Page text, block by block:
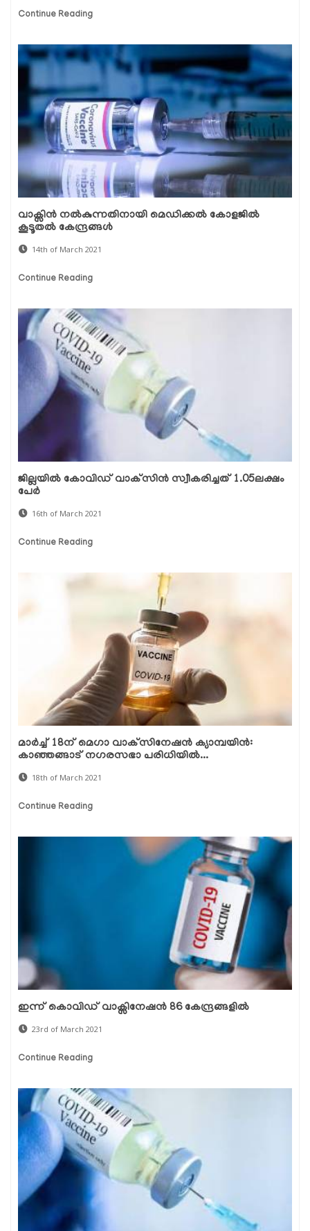
Continue Reading
വാക്സിൻ നൽകുന്നതിനായി മെഡിക്കൽ കോളജിൽ
കൂടൂതൽ കേന്ദ്രങ്ങൾ
14th of March 2021
Continue Reading
ജില്ലയില്‍ കോവിഡ് വാക്‌സിന്‍ സ്വീകരിച്ചത് 1.05ലക്ഷം
പേര്‍
16th of March 2021
Continue Reading
മാര്‍ച്ച് 18ന് മെഗാ വാക്‌സിനേഷന്‍ ക്യാമ്പയിന്‍:
കാഞ്ഞങ്ങാട് നഗരസഭാ പരിധിയില്‍...
18th of March 2021
Continue Reading
ഇന്ന് കൊവിഡ് വാക്സിനേഷന്‍ 86 കേന്ദ്രങ്ങളില്‍
23rd of March 2021
Continue Reading